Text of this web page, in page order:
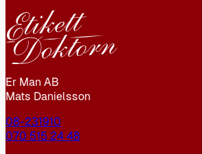
Er Man AB
Mats Danielsson
08-231910
070 515 24 48